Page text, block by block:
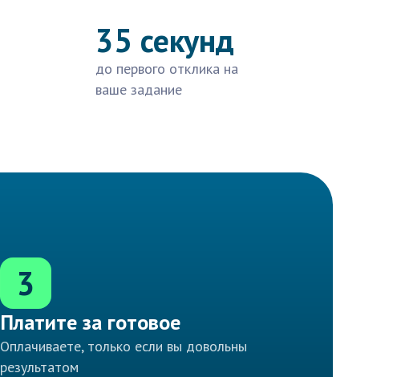
35 секунд
до первого отклика на
ваше задание
3
Платите за готовое
Оплачиваете, только если вы довольны
результатом